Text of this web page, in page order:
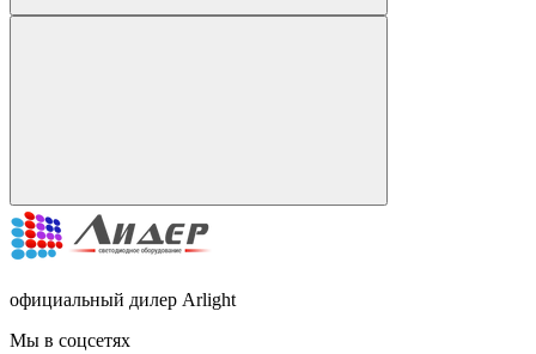
официальный дилер Arlight
Мы в соцсетях